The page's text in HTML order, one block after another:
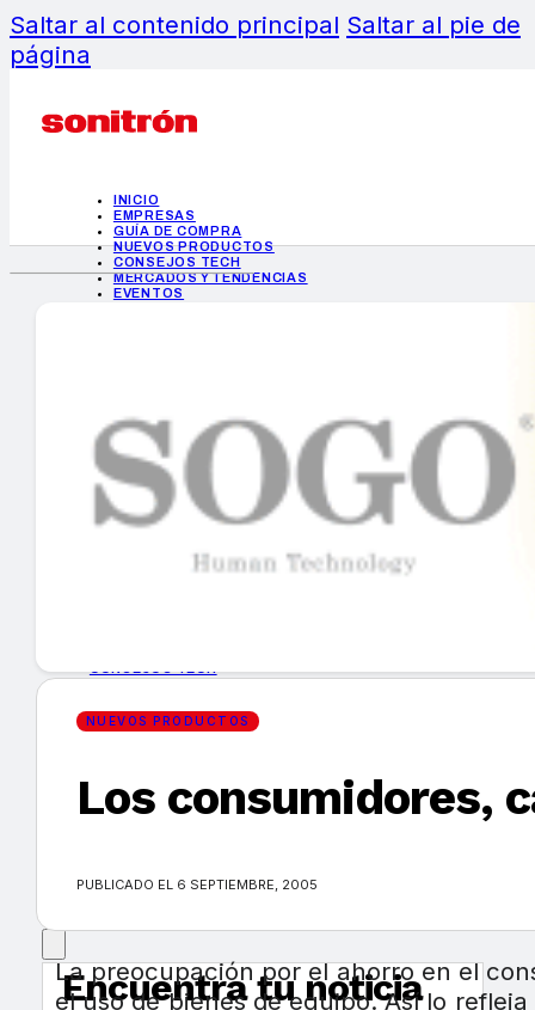
Saltar al contenido principal Saltar al pie de
página
INICIO
EMPRESAS
GUÍA DE COMPRA
NUEVOS PRODUCTOS
CONSEJOS TECH
MERCADOS Y TENDENCIAS
EVENTOS
INICIO
EMPRESAS
GUÍA DE COMPRA
MERCADOS Y TENDENCIAS
Encuentra tu noticia
NUEVOS PRODUCTOS
Los consumidores,
PUBLICADO EL 6 SEPTIEMBRE, 2005
La preocupación por el ahorro en el
el uso de bienes de equipo. Así lo